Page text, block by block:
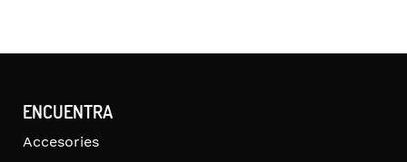
ENCUENTRA
Accesories